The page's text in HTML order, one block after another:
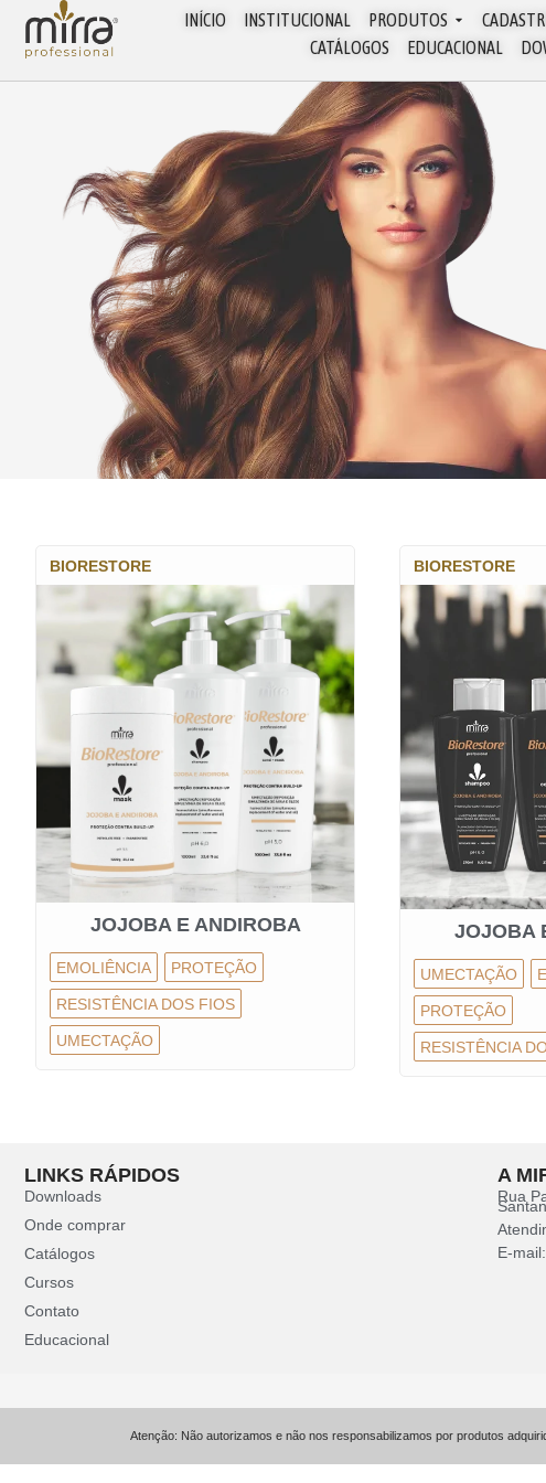
INÍCIO INSTITUCIONAL PRODUTOS
CATÁLOGOS
EDUCACIONAL
BIORESTORE
JOJOBA E ANDIROBA
EMOLIÊNCIA PROTEÇÃO
RESISTÊNCIA DOS FIOS
UMECTAÇÃO
BIORESTORE
JOJOBA
UMECTAÇÃO
PROTEÇÃO
RESISTÊNCIA
LINKS RÁPIDOS
Downloads
Onde comprar
Catálogos
Cursos
Contato
Educacional
A
Rua
E-
Atenção: Não autorizamos e não nos responsabilizamos por produtos